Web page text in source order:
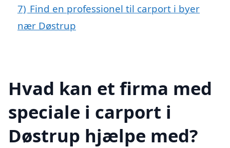
7) Find en professionel til carport i byer
nær Døstrup
Hvad kan et firma med
speciale i carport i
Døstrup hjælpe med?